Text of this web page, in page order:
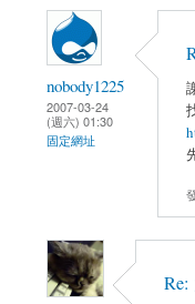
nobody1225
2007-03-24
(週六) 01:30
固定網址